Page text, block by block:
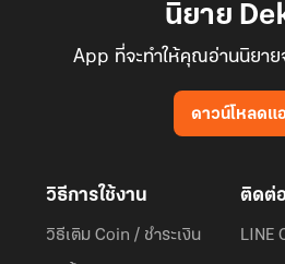
นิยาย
App ที่จะทำให้คุณอ่านนิยาย
ดาวน์โหลดแ
วิธีการใช้งาน
วิธีเติม Coin / ชำระเงิน
ติดต่
LINE